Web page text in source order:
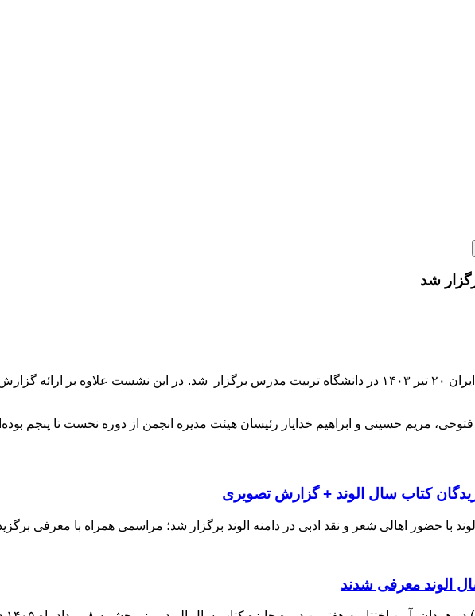
شد
مریم حسینی و ابراهیم خدایار رئیسان هیئت مدیره انجمن از دوره نخست تا پنجم
کتاب سال الوند + گزارش تصویری
با حضور اهالی شعر و نقد ادبی در دامنه الوند برگزار شد؛ مراسمی همراه با معرفی
الوند معرفی شدند